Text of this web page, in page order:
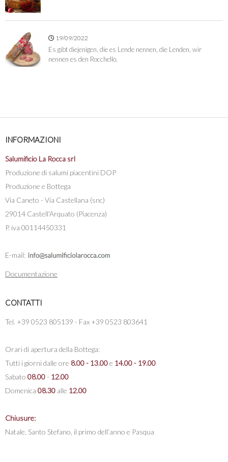
19/09/2022
Es gibt diejenigen, die es Lende nennen, die Lenden, wir
nennen es den Rocchello.
INFORMAZIONI
Salumificio La Rocca srl
Produzione di salumi piacentini DOP
Produzione e Bottega
Via Caneto - Via Castellana (snc)
29014 Castell'Arquato (Piacenza)
P. iva 00114450331
E-mail:
Documentazione
CONTATTI
Tel. +39 0523 805139 - Fax +39 0523 803641
Orari di apertura della Bottega:
Tutti i giorni dalle ore 8.00 - 13.00e 14.00 - 19.00
Sabato 08.00- 12.00
Domenica 08.30 alle 12.00
Chiusure:
Natale, Santo Stefano, il primo dell’anno e Pasqua